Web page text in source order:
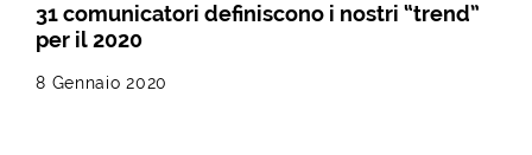
31 comunicatori definiscono i nostri “trend”
per il 2020
8 Gennaio 2020